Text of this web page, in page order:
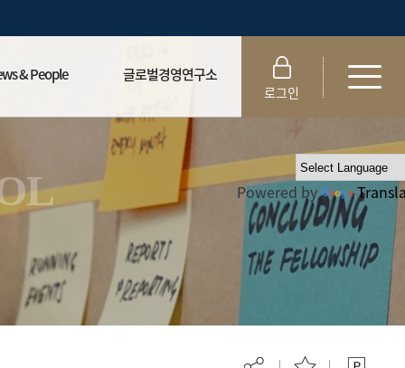
Powered by
& People
기금▾
글로벌경영연구소
글로벌경영연구소▾
로그인